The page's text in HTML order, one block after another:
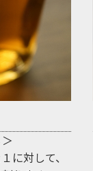
に対して、